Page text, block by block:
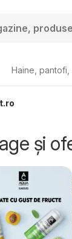
Haine, pantofi,
și